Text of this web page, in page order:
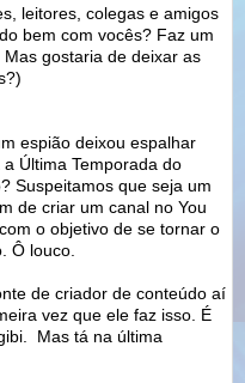
leitores, colegas e amigos
bem com vocês? Faz um
gostaria de deixar as
espião deixou espalhar
Última Temporada do
Suspeitamos que seja um
de criar um canal no You
o objetivo de se tornar o
Ô louco.
de criador de conteúdo aí
vez que ele faz isso. É
Mas tá na última